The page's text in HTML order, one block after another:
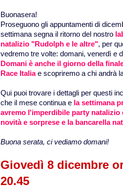
Buonasera!
Proseguono gli appuntamenti di
settimana segna il ritorno del nostro
natalizio "Rudolph e le altre", per
vedremo tre volte: domani, venerdì e
Domani è anche il giorno della
Race Italiae scopriremo a chi andrà
Qui puoi trovare i dettagli per questi
che il mese continua e la settimana
avremo l'imperdibile party natalizio
novità e sorprese e la bancarella
Buona serata, ci vediamo domani!
Giovedì 8 dicembre
20.45